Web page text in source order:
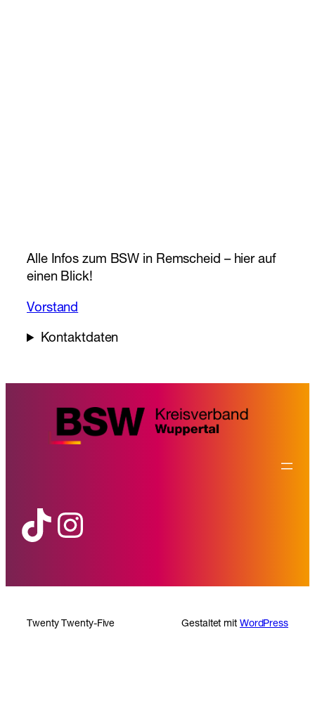
Alle Infos zum BSW in Remscheid – hier auf
einen Blick!
Vorstand
Kontaktdaten
TikTok Instagram
Twenty Twenty-Five Gestaltet mit WordPress